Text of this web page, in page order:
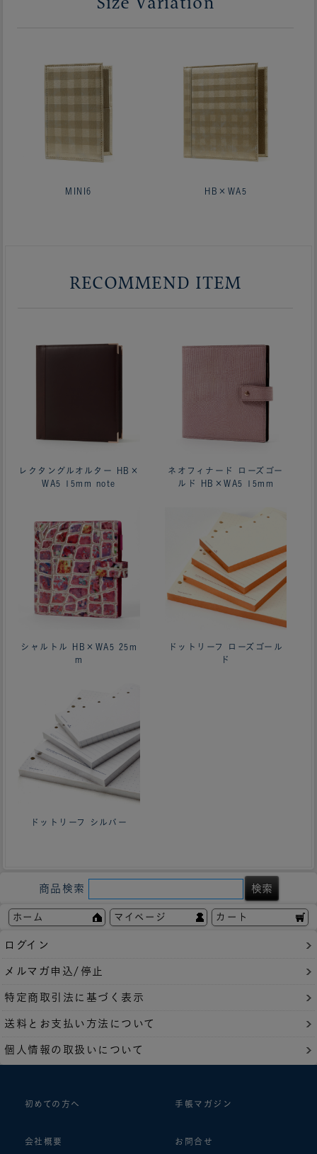
MINI6 HB×WA5
RECOMMEND ITEM
レクタングルオルター HB×
WA5 15mm note
ネオフィナード ローズゴー
ルド HB×WA5 15mm
シャルトル HB×WA5 25m
m
ドットリーフ ローズゴール
ド
ドットリーフ シルバー
商品検索
ホーム マイページ カート
ログイン
メルマガ申込/停止
特定商取引法に基づく表示
送料とお支払い方法について
個人情報の取扱いについて
初めての方へ 手帳マガジン
会社概要 お問合せ